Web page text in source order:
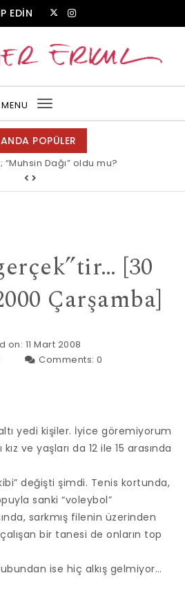
EDİN
MENU
Toggle
navigation
POPÜLER
“Muhsin Dağı” oldu mu?
sözüne inanır mısın?
[30
Çarşamba]
on: 11 Mart 2008
Comments:0
yedi kişiler. İyice göremiyorum
ve yaşları da 12 ile 15 arasında
değişti şimdi. Tenis kortunda,
sanki “voleybol”
sarkmış filenin üzerinden
bir tanesi de onların top
ise hiç alkış gelmiyor…